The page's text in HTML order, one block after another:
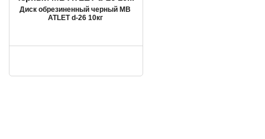
Диск обрезиненный черный MB
ATLET d-26 10кг